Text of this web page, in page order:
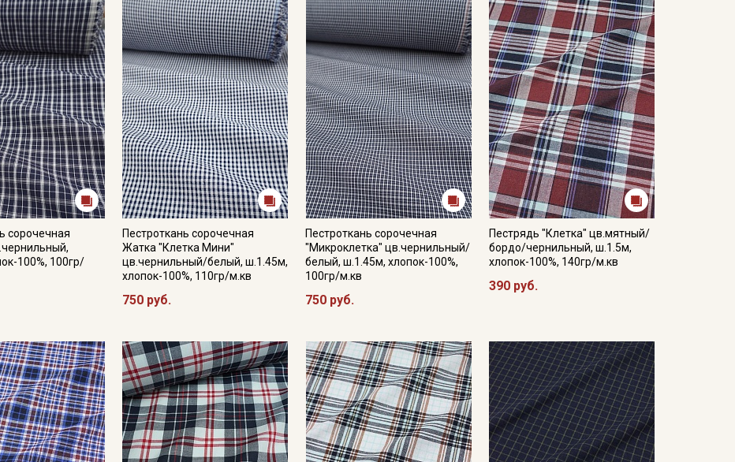
В процессе производства ткань проходит специальную обработку, поэтому после первой стирки может
ощущаться специфический запах, который выветрится после высыхания.
Обратите внимание: цветопередача на экране может отличаться от реального цвета ткани в зависимости от
настроек вашего монитора и номера партии. Для точного соответствия цвета рекомендуем заказать образец
ткани или связаться с менеджером для уточнения наличия образцов и цвета перед оформлением заказа.
сорочечная
100%, 100гр/
Пестроткань сорочечная
Жатка "Клетка Мини"
цв.чернильный/белый, ш.1.45м,
хлопок-100%, 110гр/м.кв
750 руб.
Пестроткань сорочечная
"Микроклетка" цв.чернильный/
белый, ш.1.45м, хлопок-100%,
100гр/м.кв
750 руб.
Пестрядь "Клетка" цв.мятный/
бордо/чернильный, ш.1.5м,
хлопок-100%, 140гр/м.кв
390 руб.
Секретная рассылка от
Купава
Мы публикуем здесь дополнительные
промокоды и скидки до 30% на узкие
категории тканей